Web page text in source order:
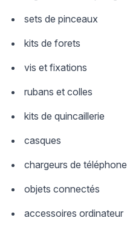
sets de pinceaux
kits de forets
vis et fixations
rubans et colles
kits de quincaillerie
casques
chargeurs de téléphone
objets connectés
accessoires ordinateur